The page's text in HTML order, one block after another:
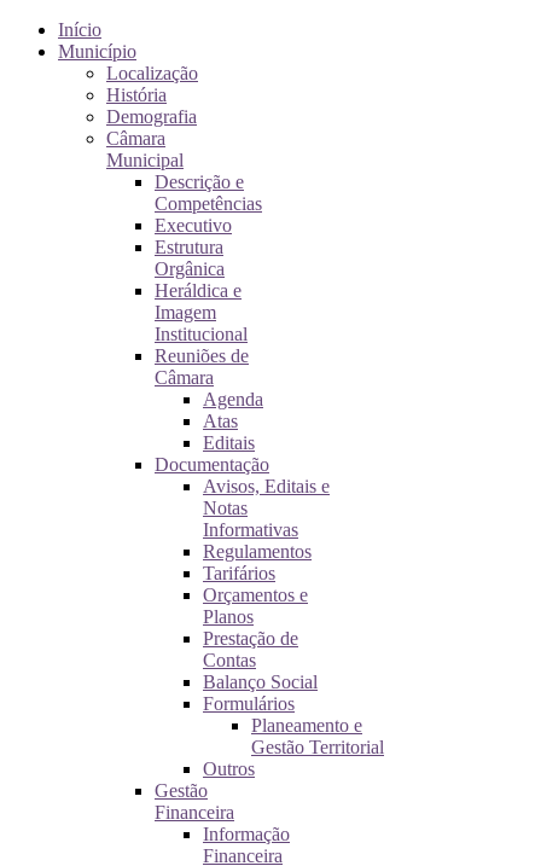
Início
Município
Localização
História
Demografia
Câmara
Municipal
Descrição e
Competências
Executivo
Estrutura
Orgânica
Heráldica e
Imagem
Institucional
Reuniões de
Câmara
Agenda
Atas
Editais
Documentação
Avisos, Editais e
Notas
Informativas
Regulamentos
Tarifários
Orçamentos e
Planos
Prestação de
Contas
Balanço Social
Formulários
Planeamento e
Gestão Territorial
Outros
Gestão
Financeira
Informação
Financeira